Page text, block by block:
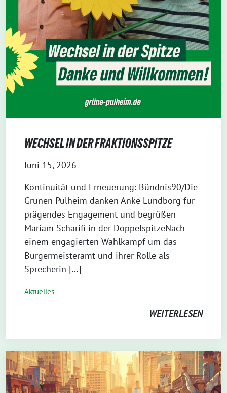
WECHSEL IN DER FRAKTIONSSPITZE
Juni 15, 2026
Kontinuität und Erneuerung: Bündnis90/Die
Grünen Pulheim danken Anke Lundborg für
prägendes Engagement und begrüßen
Mariam Scharifi in der DoppelspitzeNach
einem engagierten Wahlkampf um das
Bürgermeisteramt und ihrer Rolle als
Sprecherin […]
Aktuelles
WEITERLESEN